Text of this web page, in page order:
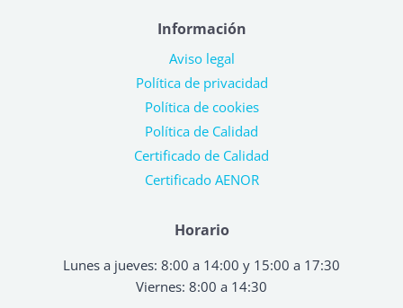
Horario
Lunes a jueves: 8:00 a 14:00 y 15:00 a 17:30
Viernes: 8:00 a 14:30
Información
Aviso legal
Política de privacidad
Política de cookies
Política de Calidad
Certificado de Calidad
Certificado AENOR